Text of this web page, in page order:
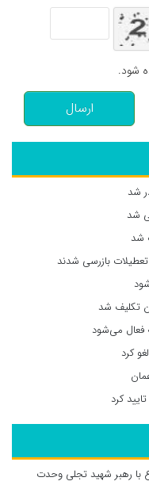
شود.
ارسال
شد
شد
بازرسی شدند
تکلیف شد
فعال می‌شود
کرد
کرد
با رهبر شهید تجلی وحدت